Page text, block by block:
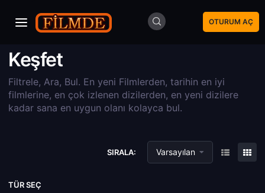
OTURUM AÇ
Keşfet
Filtrele, Ara, Bul. En yeni Filmlerden, tarihin en iyi
filmlerine, en çok izlenen dizilerden, en yeni dizilere
kadar sana en uygun olanı kolayca bul.
SIRALA: Varsayılan
TÜR SEÇ